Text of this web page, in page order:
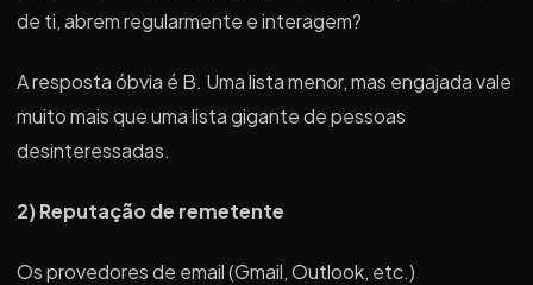
de ti, abrem regularmente e interagem?
A resposta óbvia é B. Uma lista menor, mas engajada vale
muito mais que uma lista gigante de pessoas
desinteressadas.
2) Reputação de remetente
Os provedores de email (Gmail, Outlook, etc.)